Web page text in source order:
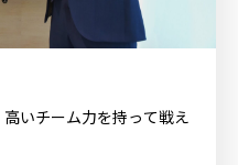
いチーム力を持って戦え